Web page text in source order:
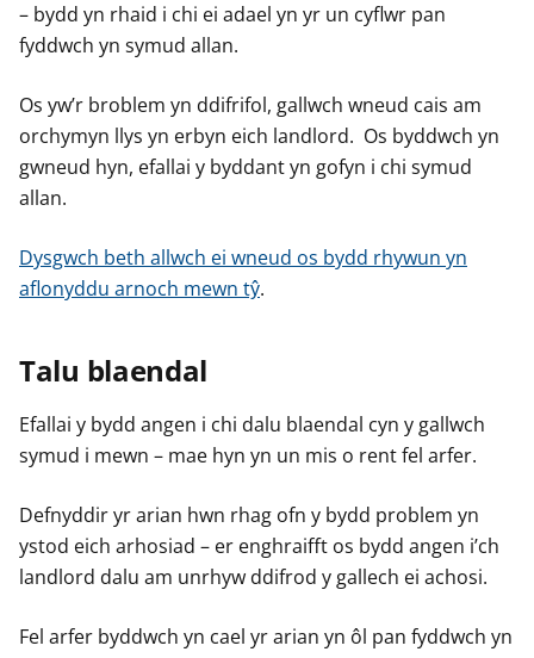
– bydd yn rhaid i chi ei adael yn yr un cyflwr pan
fyddwch yn symud allan.
Os yw’r broblem yn ddifrifol, gallwch wneud cais am
orchymyn llys yn erbyn eich landlord. Os byddwch yn
gwneud hyn, efallai y byddant yn gofyn i chi symud
allan.
Dysgwch beth allwch ei wneud os bydd rhywun yn
aflonyddu arnoch mewn tŷ.
Talu blaendal
Efallai y bydd angen i chi dalu blaendal cyn y gallwch
symud i mewn – mae hyn yn un mis o rent fel arfer.
Defnyddir yr arian hwn rhag ofn y bydd problem yn
ystod eich arhosiad – er enghraifft os bydd angen i’ch
landlord dalu am unrhyw ddifrod y gallech ei achosi.
Fel arfer byddwch yn cael yr arian yn ôl pan fyddwch yn